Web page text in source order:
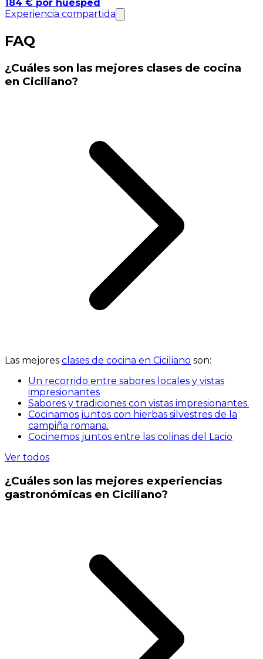
184 € por huésped
Experiencia compartida
FAQ
¿Cuáles son las mejores clases de cocina
en Ciciliano?
Las mejores clases de cocina en Ciciliano son:
Un recorrido entre sabores locales y vistas
impresionantes
Sabores y tradiciones con vistas impresionantes.
Cocinamos juntos con hierbas silvestres de la
campiña romana.
Cocinemos juntos entre las colinas del Lacio
Ver todos
¿Cuáles son las mejores experiencias
gastronómicas en Ciciliano?